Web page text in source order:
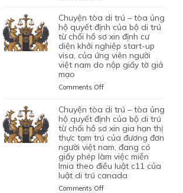
BẢO
LÃNH
VỢ
CHỒNG
CỦA
1
CON
CHUNG,
VÌ
LÝ
DO
MỤC
DI
TRÚ
TỪ
CHỐI
HỒ
XIN
LAO
ĐỘNG
CỦA
MỘT
ỨNG
VIÊN
VIỆT
TÒA
DI
TRÚ
–
TÒA
ỦNG
QUYẾT
BỘ
DI
TRÚ
TỪ
CHỐI
HỒ
SƠ
XIN
chuyện tòa di trú – tòa ủng
hộ quyết định của bộ di trú
từ chối hồ sơ xin định cư
diện khởi nghiệp start-up
visa, của ứng viên người
việt nam do nộp giấy tờ giả
mạo
Comments Offon
TÒA
DI
TRÚ
–
TÒA
ỦNG
HỘ
QUYẾT
ĐỊNH
chuyện tòa di trú – tòa ủng
hộ quyết định của bộ di trú
từ chối hồ sơ xin gia hạn thị
thực tạm trú của đương đơn
người việt nam, đang có
giấy phép làm việc miễn
lmia theo điều luật c11 của
luật di trú canada
Comments Offon